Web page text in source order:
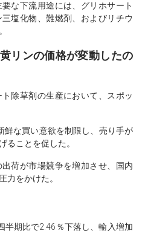
な下流用途には、グリホサート
塩化物、難燃剤、およびリチウ
リンの価格が変動したの
除草剤の生産において、スポッ
鮮な買い意欲を制限し、売り手が
ることを促した。
荷が市場競争を増加させ、国内
力をかけた。
半期比で2.46％下落し、輸入増加